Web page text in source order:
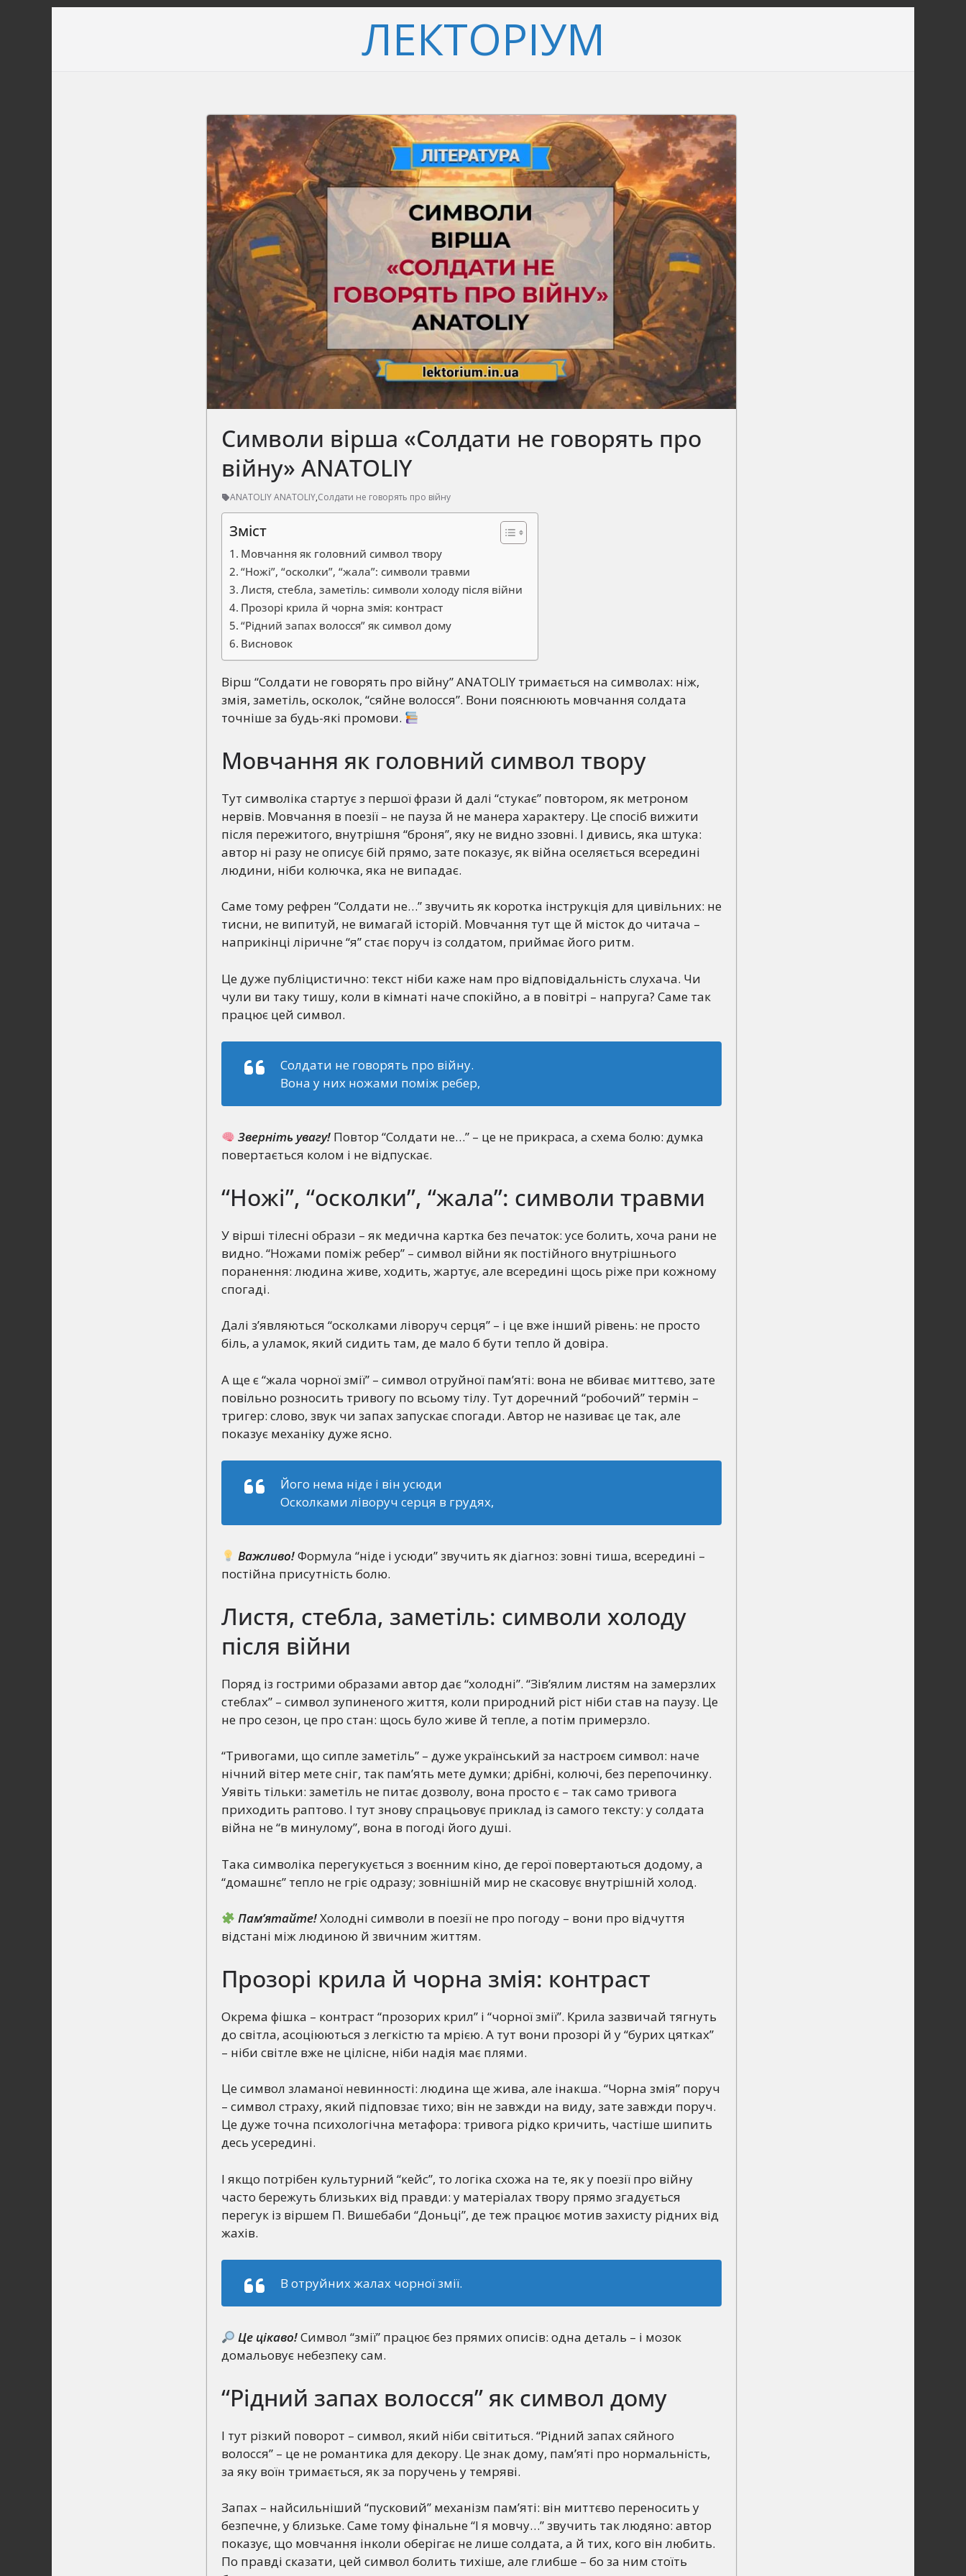
ЛЕКТОРІУМ
Символи вірша «Солдати не говорять про
війну» ANATOLIY
ANATOLIY ANATOLIY,Солдати не говорять про війну
Зміст
Мовчання як головний символ твору
“Ножі”, “осколки”, “жала”: символи травми
Листя, стебла, заметіль: символи холоду після війни
Прозорі крила й чорна змія: контраст
“Рідний запах волосся” як символ дому
Висновок
Вірш “Солдати не говорять про війну” ANATOLIY тримається на символах: ніж,
змія, заметіль, осколок, “сяйне волосся”. Вони пояснюють мовчання солдата
точніше за будь-які промови.
Мовчання як головний символ твору
Тут символіка стартує з першої фрази й далі “стукає” повтором, як метроном
нервів. Мовчання в поезії – не пауза й не манера характеру. Це спосіб вижити
після пережитого, внутрішня “броня”, яку не видно ззовні. І дивись, яка штука:
автор ні разу не описує бій прямо, зате показує, як війна оселяється всередині
людини, ніби колючка, яка не випадає.
Саме тому рефрен “Солдати не…” звучить як коротка інструкція для цивільних: не
тисни, не випитуй, не вимагай історій. Мовчання тут ще й місток до читача –
наприкінці ліричне “я” стає поруч із солдатом, приймає його ритм.
Це дуже публіцистично: текст ніби каже нам про відповідальність слухача. Чи
чули ви таку тишу, коли в кімнаті наче спокійно, а в повітрі – напруга? Саме так
працює цей символ.
Солдати не говорять про війну.
Вона у них ножами поміж ребер,
Зверніть увагу! Повтор “Солдати не…” – це не прикраса, а схема болю: думка
повертається колом і не відпускає.
“Ножі”, “осколки”, “жала”: символи травми
У вірші тілесні образи – як медична картка без печаток: усе болить, хоча рани не
видно. “Ножами поміж ребер” – символ війни як постійного внутрішнього
поранення: людина живе, ходить, жартує, але всередині щось ріже при кожному
спогаді.
Далі з’являються “осколками ліворуч серця” – і це вже інший рівень: не просто
біль, а уламок, який сидить там, де мало б бути тепло й довіра.
А ще є “жала чорної змії” – символ отруйної пам’яті: вона не вбиває миттєво, зате
повільно розносить тривогу по всьому тілу. Тут доречний “робочий” термін –
тригер: слово, звук чи запах запускає спогади. Автор не називає це так, але
показує механіку дуже ясно.
Його нема ніде і він усюди
Осколками ліворуч серця в грудях,
Важливо!Формула “ніде і усюди” звучить як діагноз: зовні тиша, всередині –
постійна присутність болю.
Листя, стебла, заметіль: символи холоду
після війни
Поряд із гострими образами автор дає “холодні”. “Зів’ялим листям на замерзлих
стеблах” – символ зупиненого життя, коли природний ріст ніби став на паузу. Це
не про сезон, це про стан: щось було живе й тепле, а потім примерзло.
“Тривогами, що сипле заметіль” – дуже український за настроєм символ: наче
нічний вітер мете сніг, так пам’ять мете думки; дрібні, колючі, без перепочинку.
Уявіть тільки: заметіль не питає дозволу, вона просто є – так само тривога
приходить раптово. І тут знову спрацьовує приклад із самого тексту: у солдата
війна не “в минулому”, вона в погоді його душі.
Така символіка перегукується з воєнним кіно, де герої повертаються додому, а
“домашнє” тепло не гріє одразу; зовнішній мир не скасовує внутрішній холод.
Пам’ятайте!Холодні символи в поезії не про погоду – вони про відчуття
відстані між людиною й звичним життям.
Прозорі крила й чорна змія: контраст
Окрема фішка – контраст “прозорих крил” і “чорної змії”. Крила зазвичай тягнуть
до світла, асоціюються з легкістю та мрією. А тут вони прозорі й у “бурих цятках”
– ніби світле вже не цілісне, ніби надія має плями.
Це символ зламаної невинності: людина ще жива, але інакша. “Чорна змія” поруч
– символ страху, який підповзає тихо; він не завжди на виду, зате завжди поруч.
Це дуже точна психологічна метафора: тривога рідко кричить, частіше шипить
десь усередині.
І якщо потрібен культурний “кейс”, то логіка схожа на те, як у поезії про війну
часто бережуть близьких від правди: у матеріалах твору прямо згадується
перегук із віршем П. Вишебаби “Доньці”, де теж працює мотив захисту рідних від
жахів.
В отруйних жалах чорної змії.
Це цікаво!Символ “змії” працює без прямих описів: одна деталь – і мозок
домальовує небезпеку сам.
“Рідний запах волосся” як символ дому
І тут різкий поворот – символ, який ніби світиться. “Рідний запах сяйного
волосся” – це не романтика для декору. Це знак дому, пам’яті про нормальність,
за яку воїн тримається, як за поручень у темряві.
Запах – найсильніший “пусковий” механізм пам’яті: він миттєво переносить у
безпечне, у близьке. Саме тому фінальне “І я мовчу…” звучить так людяно: автор
показує, що мовчання інколи оберігає не лише солдата, а й тих, кого він любить.
По правді сказати, цей символ болить тихіше, але глибше – бо за ним стоїть